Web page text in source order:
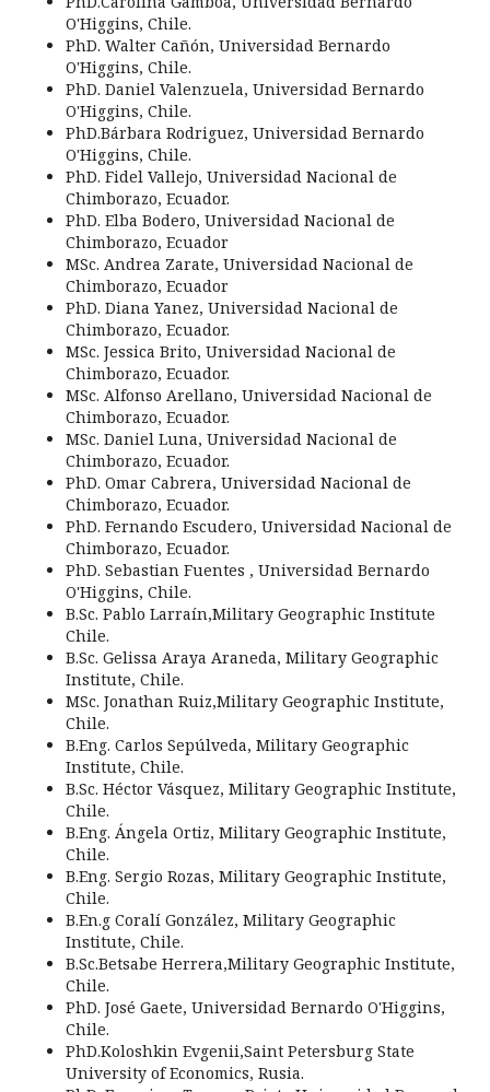
O'Higgins, Chile.
PhD. Walter Cañón, Universidad Bernardo
O'Higgins, Chile.
PhD. Daniel Valenzuela, Universidad Bernardo
O'Higgins, Chile.
PhD.Bárbara Rodriguez, Universidad Bernardo
O'Higgins, Chile.
PhD. Fidel Vallejo, Universidad Nacional de
Chimborazo, Ecuador.
PhD. Elba Bodero, Universidad Nacional de
Chimborazo, Ecuador
MSc. Andrea Zarate, Universidad Nacional de
Chimborazo, Ecuador
PhD. Diana Yanez, Universidad Nacional de
Chimborazo, Ecuador.
MSc. Jessica Brito, Universidad Nacional de
Chimborazo, Ecuador.
MSc. Alfonso Arellano, Universidad Nacional de
Chimborazo, Ecuador.
MSc. Daniel Luna, Universidad Nacional de
Chimborazo, Ecuador.
PhD. Omar Cabrera, Universidad Nacional de
Chimborazo, Ecuador.
PhD. Fernando Escudero, Universidad Nacional de
Chimborazo, Ecuador.
PhD. Sebastian Fuentes , Universidad Bernardo
O'Higgins, Chile.
B.Sc. Pablo Larraín,Military Geographic Institute
Chile.
B.Sc. Gelissa Araya Araneda, Military Geographic
Institute, Chile.
MSc. Jonathan Ruiz,Military Geographic Institute,
Chile.
B.Eng. Carlos Sepúlveda, Military Geographic
Institute, Chile.
B.Sc. Héctor Vásquez, Military Geographic Institute,
Chile.
B.Eng. Ángela Ortiz, Military Geographic Institute,
Chile.
B.Eng. Sergio Rozas, Military Geographic Institute,
Chile.
B.En.g Coralí González, Military Geographic
Institute, Chile.
B.Sc.Betsabe Herrera,Military Geographic Institute,
Chile.
PhD. José Gaete, Universidad Bernardo O'Higgins,
Chile.
PhD.Koloshkin Evgenii,Saint Petersburg State
University of Economics, Rusia.